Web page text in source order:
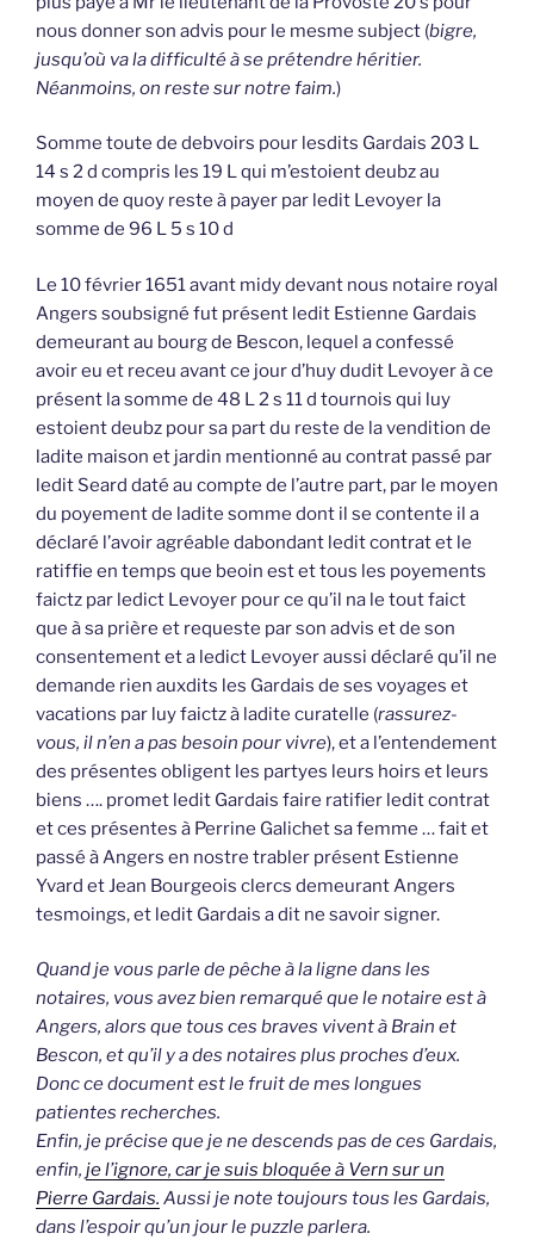
nous donner son advis pour le mesme subject (bigre,
jusqu’où va la difficulté à se prétendre héritier.
Néanmoins, on reste sur notre faim.)
Somme toute de debvoirs pour lesdits Gardais 203 L
14 s 2 d compris les 19 L qui m’estoient deubz au
moyen de quoy reste à payer par ledit Levoyer la
somme de 96 L 5 s 10 d
Le 10 février 1651 avant midy devant nous notaire royal
Angers soubsigné fut présent ledit Estienne Gardais
demeurant au bourg de Bescon, lequel a confessé
avoir eu et receu avant ce jour d’huy dudit Levoyer à ce
présent la somme de 48 L 2 s 11 d tournois qui luy
estoient deubz pour sa part du reste de la vendition de
ladite maison et jardin mentionné au contrat passé par
ledit Seard daté au compte de l’autre part, par le moyen
du poyement de ladite somme dont il se contente il a
déclaré l’avoir agréable dabondant ledit contrat et le
ratiffie en temps que beoin est et tous les poyements
faictz par ledict Levoyer pour ce qu’il na le tout faict
que à sa prière et requeste par son advis et de son
consentement et a ledict Levoyer aussi déclaré qu’il ne
demande rien auxdits les Gardais de ses voyages et
vacations par luy faictz à ladite curatelle (rassurez-
vous, il n’en a pas besoin pour vivre), et a l’entendement
des présentes obligent les partyes leurs hoirs et leurs
biens …. promet ledit Gardais faire ratifier ledit contrat
et ces présentes à Perrine Galichet sa femme … fait et
passé à Angers en nostre trabler présent Estienne
Yvard et Jean Bourgeois clercs demeurant Angers
tesmoings, et ledit Gardais a dit ne savoir signer.
Quand je vous parle de pêche à la ligne dans les
notaires, vous avez bien remarqué que le notaire est à
Angers, alors que tous ces braves vivent à Brain et
Bescon, et qu’il y a des notaires plus proches d’eux.
Donc ce document est le fruit de mes longues
patientes recherches.
Enfin, je précise que je ne descends pas de ces Gardais,
enfin, je l’ignore, car je suis bloquée à Vern sur un
Pierre Gardais. Aussi je note toujours tous les Gardais,
dans l’espoir qu’un jour le puzzle parlera.